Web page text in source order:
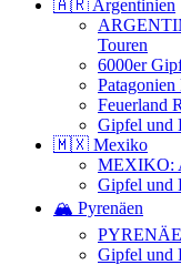
🇦🇷 Argentinien
Touren
6000er
Patagonien
Feuerland
Gipfel und
🇲🇽 Mexiko
MEXIKO:
Gipfel und
🏔️ Pyrenäen
Gipfel und